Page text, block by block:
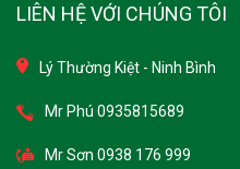
LIÊN HỆ VỚI CHÚNG TÔI
Lý Thường Kiệt - Ninh Bình
Mr Phú 0935815689
Mr Sơn 0938 176 999